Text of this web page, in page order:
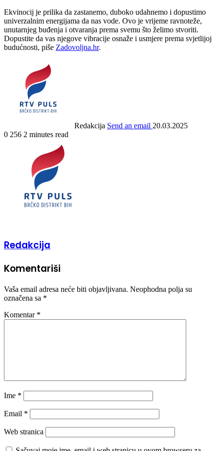
Ekvinocij je prilika da zastanemo, duboko udahnemo i dopustimo
univerzalnim energijama da nas vode. Ovo je vrijeme ravnoteže,
unutarnjeg buđenja i otvaranja prema svemu što želimo stvoriti.
Dopustite da vas njegove vibracije osnaže i usmjere prema svjetlijoj
budućnosti, piše Zadovoljna.hr.
Redakcija Send an email 20.03.2025
0 256 2 minutes read
Redakcija
Komentariši
Vaša email adresa neće biti objavljivana. Neophodna polja su
označena sa *
Komentar *
Ime *
Email *
Web stranica